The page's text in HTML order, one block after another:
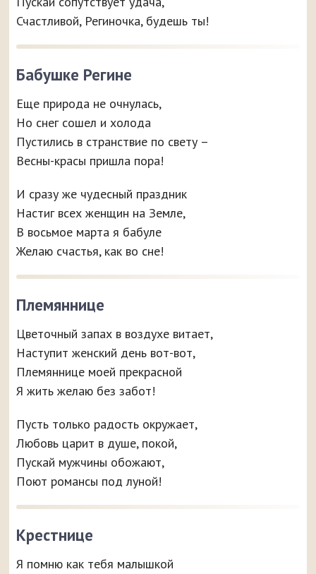
Счастливой, Региночка, будешь ты!
Бабушке Регине
Еще природа не очнулась,
Но снег сошел и холода
Пустились в странствие по свету –
Весны-красы пришла пора!
И сразу же чудесный праздник
Настиг всех женщин на Земле,
В восьмое марта я бабуле
Желаю счастья, как во сне!
Племяннице
Цветочный запах в воздухе витает,
Наступит женский день вот-вот,
Племяннице моей прекрасной
Я жить желаю без забот!
Пусть только радость окружает,
Любовь царит в душе, покой,
Пускай мужчины обожают,
Поют романсы под луной!
Крестнице
Я помню как тебя малышкой